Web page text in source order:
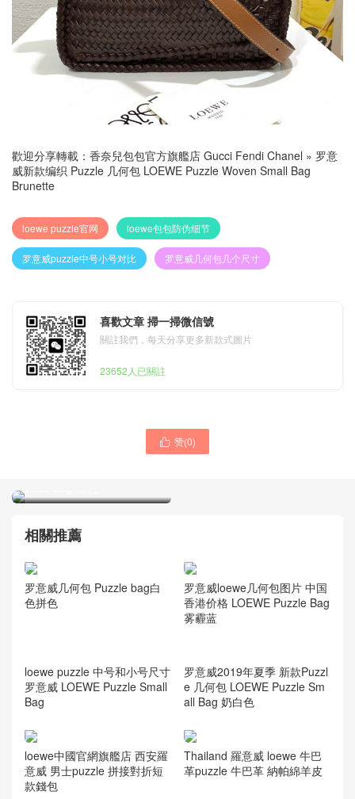
歡迎分享轉載： 香奈兒包包官方旗艦店 Gucci Fendi Chanel » 罗意
威新款编织 Puzzle 几何包 LOEWE Puzzle Woven Small Bag
Brunette
loewe puzzle官网 loewe包包防伪细节
罗意威puzzle中号小号对比 罗意威几何包几个尺寸
喜歡文章 掃一掃微信號
關註我們，每天分享更多新款式圖片
23652人已關註
 赞(0)
罗意威新款编织 Puzzle 几何
罗意威2019年夏季色新款
Puzzle 几何包 LOEWE
相關推薦
罗意威几何包 Puzzle bag白
色拼色
罗意威loewe几何包图片 中国
香港价格 LOEWE Puzzle Bag
雾霾蓝